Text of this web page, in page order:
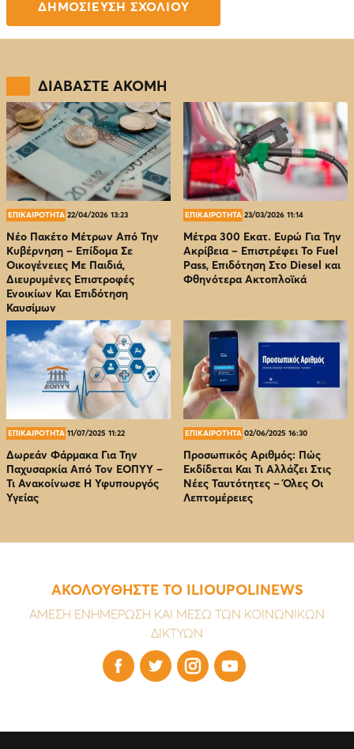
ΔΙΑΒΑΣΤΕ ΑΚΟΜΗ
ΕΠΙΚΑΙΡΟΤΗΤΑ 22/04/2026 13:23
Νέο Πακέτο Μέτρων Από Την
Κυβέρνηση – Επίδομα Σε
Οικογένειες Με Παιδιά,
Διευρυμένες Επιστροφές
Ενοικίων Και Επιδότηση
Καυσίμων
ΕΠΙΚΑΙΡΟΤΗΤΑ 23/03/2026 11:14
Μέτρα 300 Εκατ. Ευρώ Για Την
Ακρίβεια – Επιστρέφει Το Fuel
Pass, Επιδότηση Στο Diesel και
Φθηνότερα Ακτοπλοϊκά
ΕΠΙΚΑΙΡΟΤΗΤΑ 11/07/2025 11:22
Δωρεάν Φάρμακα Για Την
Παχυσαρκία Από Τον EOΠΥΥ –
Τι Ανακοίνωσε Η Υφυπουργός
Υγείας
ΕΠΙΚΑΙΡΟΤΗΤΑ 02/06/2025 16:30
Προσωπικός Αριθμός: Πώς
Εκδίδεται Και Τι Αλλάζει Στις
Νέες Ταυτότητες – Όλες Οι
Λεπτομέρειες
ΑΚΟΛΟΥΘΗΣΤΕ ΤΟ ILIOUPOLINEWS
ΑΜΕΣΗ ΕΝΗΜΕΡΩΣΗ ΚΑΙ ΜΕΣΩ ΤΩΝ ΚΟΙΝΩΝΙΚΩΝ
ΔΙΚΤΥΩΝ
   